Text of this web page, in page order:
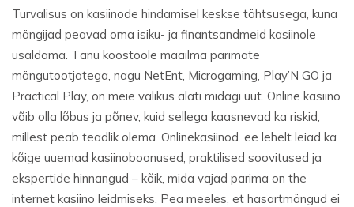
Turvalisus on kasiinode hindamisel keskse tähtsusega, kuna
mängijad peavad oma isiku- ja finantsandmeid kasiinole
usaldama. Tänu koostööle maailma parimate
mängutootjatega, nagu NetEnt, Microgaming, Play’N GO ja
Practical Play, on meie valikus alati midagi uut. Online kasiino
võib olla lõbus ja põnev, kuid sellega kaasnevad ka riskid,
millest peab teadlik olema. Onlinekasiinod. ee lehelt leiad ka
kõige uuemad kasiinoboonused, praktilised soovitused ja
ekspertide hinnangud – kõik, mida vajad parima on the
internet kasiino leidmiseks. Pea meeles, et hasartmängud ei